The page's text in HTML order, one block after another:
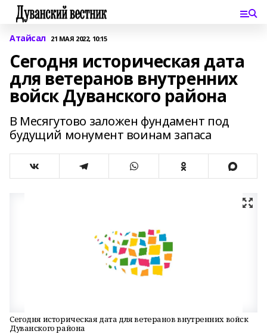
Атайсал 21 МАЯ 2022, 10:15
Сегодня историческая дата
для ветеранов внутренних
войск Дуванского района
В Месягутово заложен фундамент под
будущий монумент воинам запаса
Сегодня историческая дата для ветеранов внутренних войск
Дуванского района